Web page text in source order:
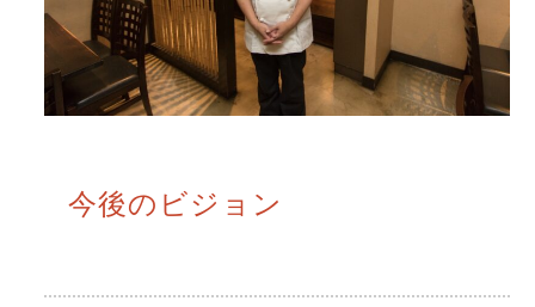
今後のビジョン